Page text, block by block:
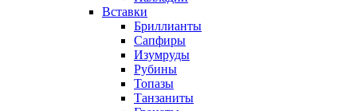
Вставки
Бриллианты
Сапфиры
Изумруды
Рубины
Топазы
Танзаниты